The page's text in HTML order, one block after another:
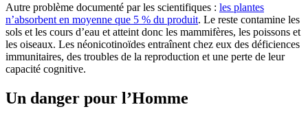
Autre problème documenté par les scientifiques : les plantes
n’absorbent en moyenne que 5 % du produit. Le reste contamine les
sols et les cours d’eau et atteint donc les mammifères, les poissons et
les oiseaux. Les néonicotinoïdes entraînent chez eux des déficiences
immunitaires, des troubles de la reproduction et une perte de leur
capacité cognitive.
Un danger pour l’Homme